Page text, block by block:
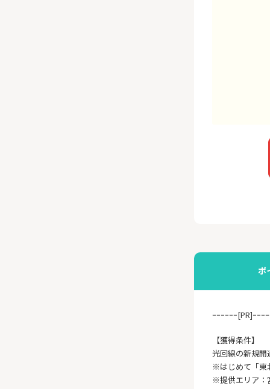
ポ
ｰｰｰｰｰｰ[PR]ｰｰｰ
【獲得条件】
光回線の新規開
※はじめて「東
※提供エリア：